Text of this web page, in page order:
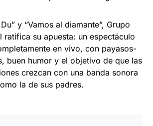
y “Vamos al diamante”, Grupo
ratifica su apuesta: un espectáculo
en vivo, con payasos-
buen humor y el objetivo de que las
crezcan con una banda sonora
la de sus padres.